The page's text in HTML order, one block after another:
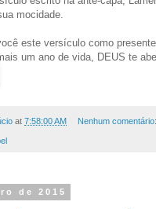
mocidade.
este versículo como
um ano de vida, DEUS te
at 7:58:00 AM Nenhum comentário:
de 2015